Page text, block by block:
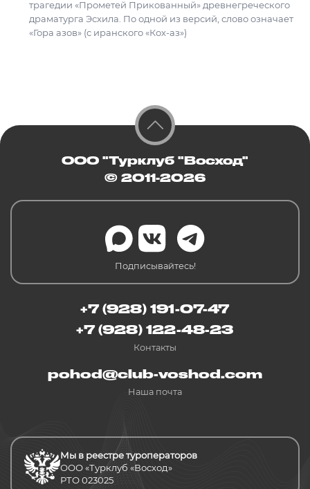
трагедии «Прометей Прикованный» древнегреческого
драматурга Эсхила. По одной из версий, слово означает
«Гора азов» (с иранского «Кох-аз»)
ООО "Турклуб "Восход"
© 2011-2026
Подписывайтесь!
+7 (928) 191-07-47
+7 (928) 122-48-23
Контакты
pohod@club-voshod.com
Наша почта
Мы в реестре туроператоров
ООО «Турклуб «Восход»
РТО 023025